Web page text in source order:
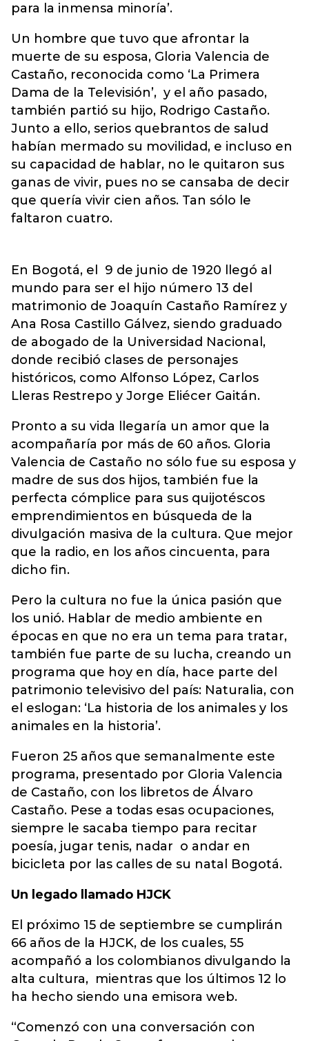
para la inmensa minoría’.
Un hombre que tuvo que afrontar la
muerte de su esposa, Gloria Valencia de
Castaño, reconocida como ‘La Primera
Dama de la Televisión’, y el año pasado,
también partió su hijo, Rodrigo Castaño.
Junto a ello, serios quebrantos de salud
habían mermado su movilidad, e incluso en
su capacidad de hablar, no le quitaron sus
ganas de vivir, pues no se cansaba de decir
que quería vivir cien años. Tan sólo le
faltaron cuatro.
En Bogotá, el 9 de junio de 1920 llegó al
mundo para ser el hijo número 13 del
matrimonio de Joaquín Castaño Ramírez y
Ana Rosa Castillo Gálvez, siendo graduado
de abogado de la Universidad Nacional,
donde recibió clases de personajes
históricos, como Alfonso López, Carlos
Lleras Restrepo y Jorge Eliécer Gaitán.
Pronto a su vida llegaría un amor que la
acompañaría por más de 60 años. Gloria
Valencia de Castaño no sólo fue su esposa y
madre de sus dos hijos, también fue la
perfecta cómplice para sus quijotéscos
emprendimientos en búsqueda de la
divulgación masiva de la cultura. Que mejor
que la radio, en los años cincuenta, para
dicho fin.
Pero la cultura no fue la única pasión que
los unió. Hablar de medio ambiente en
épocas en que no era un tema para tratar,
también fue parte de su lucha, creando un
programa que hoy en día, hace parte del
patrimonio televisivo del país: Naturalia, con
el eslogan: ‘La historia de los animales y los
animales en la historia’.
Fueron 25 años que semanalmente este
programa, presentado por Gloria Valencia
de Castaño, con los libretos de Álvaro
Castaño. Pese a todas esas ocupaciones,
siempre le sacaba tiempo para recitar
poesía, jugar tenis, nadar o andar en
bicicleta por las calles de su natal Bogotá.
Un legado llamado HJCK
El próximo 15 de septiembre se cumplirán
66 años de la HJCK, de los cuales, 55
acompañó a los colombianos divulgando la
alta cultura, mientras que los últimos 12 lo
ha hecho siendo una emisora web.
“Comenzó con una conversación con